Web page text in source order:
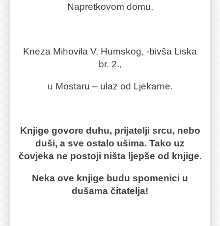
Napretkovom domu,
Kneza Mihovila V. Humskog, -bivša Liska
br. 2.,
u Mostaru – ulaz od Ljekarne.
Knjige govore duhu, prijatelji srcu, nebo
duši, a sve ostalo ušima. Tako uz
čovjeka ne postoji ništa ljepše od knjige.
Neka ove knjige budu spomenici u
dušama čitatelja!